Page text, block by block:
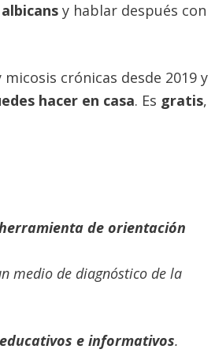
y hablar después con
micosis crónicas desde 2019 y
hacer en casa. Es gratis,
de orientación
medio de diagnóstico de la
e informativos.